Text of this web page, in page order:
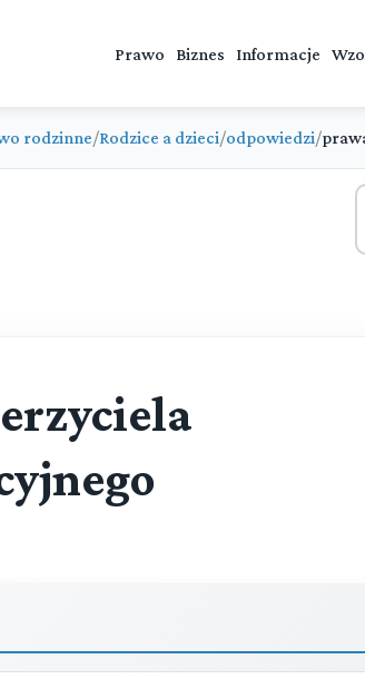
Prawo Biznes Informacje
rodzinne/Rodzice a dzieci/odpowiedzi/